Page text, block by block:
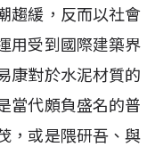
趨緩，反而以社會
用受到國際建築界
康對於水泥材質的
當代頗負盛名的普
，或是隈研吾、與